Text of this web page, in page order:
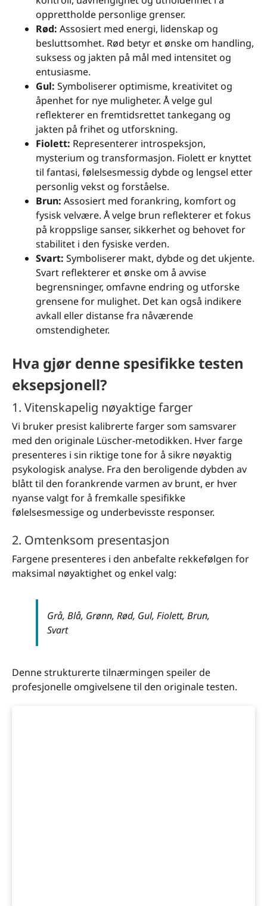
opprettholde personlige grenser.
Rød: Assosiert med energi, lidenskap og
besluttsomhet. Rød betyr et ønske om handling,
suksess og jakten på mål med intensitet og
entusiasme.
Gul: Symboliserer optimisme, kreativitet og
åpenhet for nye muligheter. Å velge gul
reflekterer en fremtidsrettet tankegang og
jakten på frihet og utforskning.
Fiolett: Representerer introspeksjon,
mysterium og transformasjon. Fiolett er knyttet
til fantasi, følelsesmessig dybde og lengsel etter
personlig vekst og forståelse.
Brun: Assosiert med forankring, komfort og
fysisk velvære. Å velge brun reflekterer et fokus
på kroppslige sanser, sikkerhet og behovet for
stabilitet i den fysiske verden.
Svart: Symboliserer makt, dybde og det ukjente.
Svart reflekterer et ønske om å avvise
begrensninger, omfavne endring og utforske
grensene for mulighet. Det kan også indikere
avkall eller distanse fra nåværende
omstendigheter.
Hva gjør denne spesifikke testen
eksepsjonell?
1. Vitenskapelig nøyaktige farger
Vi bruker presist kalibrerte farger som samsvarer
med den originale Lüscher-metodikken. Hver farge
presenteres i sin riktige tone for å sikre nøyaktig
psykologisk analyse. Fra den beroligende dybden av
blått til den forankrende varmen av brunt, er hver
nyanse valgt for å fremkalle spesifikke
følelsesmessige og underbevisste responser.
2. Omtenksom presentasjon
Fargene presenteres i den anbefalte rekkefølgen for
maksimal nøyaktighet og enkel valg:
Grå, Blå, Grønn, Rød, Gul, Fiolett, Brun,
Svart
Denne strukturerte tilnærmingen speiler de
profesjonelle omgivelsene til den originale testen.